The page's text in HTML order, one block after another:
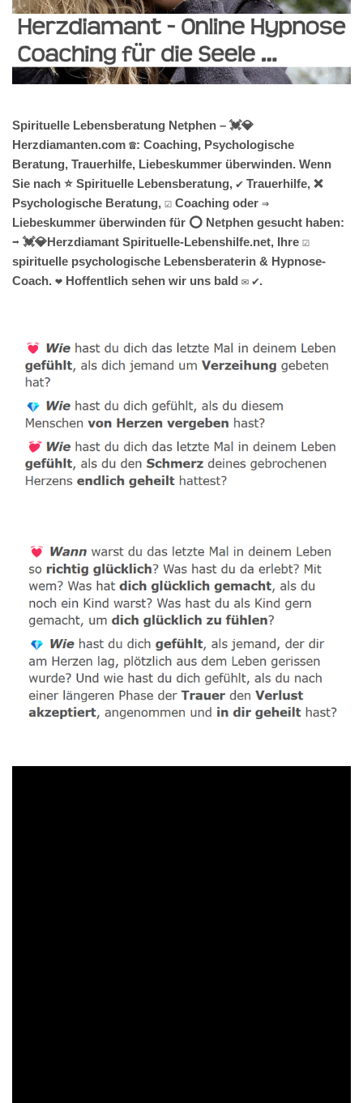
Spirituelle Lebensberatung Netphen – 💓️💎
Herzdiamanten.com ☎️: Coaching, Psychologische
Beratung, Trauerhilfe, Liebeskummer überwinden. Wenn
Sie nach ⭐ Spirituelle Lebensberatung, ✔️ Trauerhilfe, ❌
Psychologische Beratung, ☑️ Coaching oder ⇒
Liebeskummer überwinden für ⭕ Netphen gesucht haben:
➡️ 💓️💎Herzdiamant Spirituelle-Lebenshilfe.net, Ihre ☑️
spirituelle psychologische Lebensberaterin & Hypnose-
Coach. ❤ Hoffentlich sehen wir uns bald ✉ ✔.